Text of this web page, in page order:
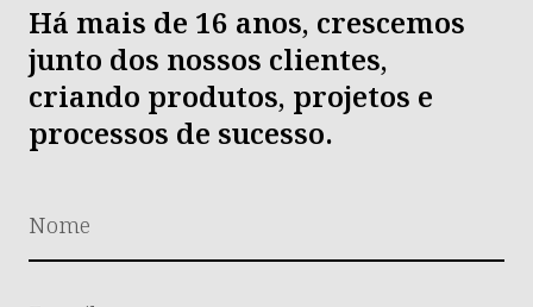
Há mais de 16 anos, crescemos
junto dos nossos clientes,
criando produtos, projetos e
processos de sucesso.